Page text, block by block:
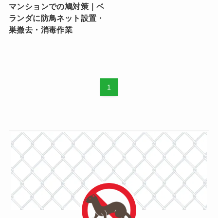
マンションでの鳩対策｜ベ
ランダに防鳥ネット設置・
巣撤去・消毒作業
1